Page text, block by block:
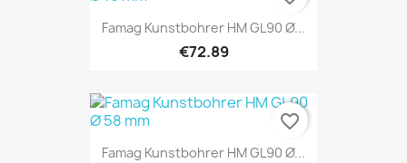
Famag Kunstbohrer HM GL90 Ø...
€72.89
Famag Kunstbohrer HM GL90 Ø...
favorite_border